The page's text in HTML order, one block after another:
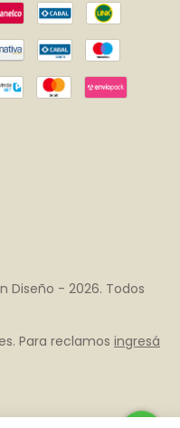
Diseño - 2026. Todos
Para reclamos ingresá